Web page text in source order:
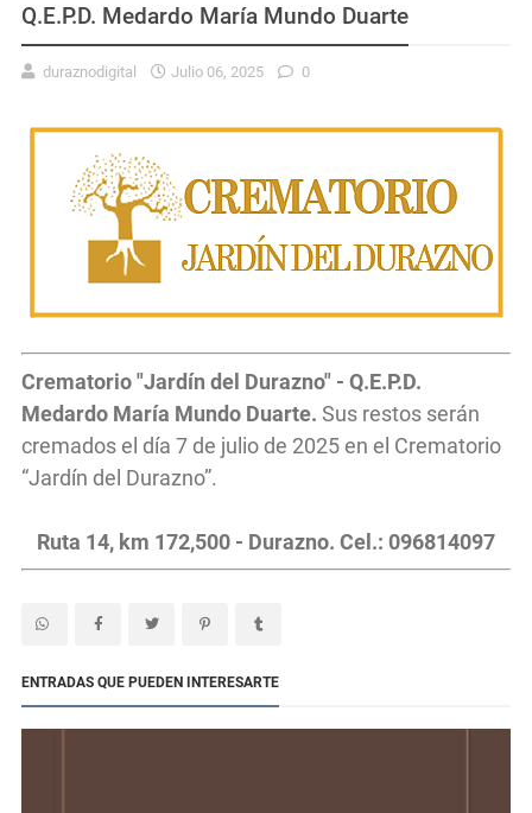
Q.E.P.D. Medardo María Mundo Duarte
duraznodigital Julio 06, 2025 0
Crematorio "Jardín del Durazno" - Q.E.P.D.
Medardo María Mundo Duarte. Sus restos serán
cremados el día 7 de julio de 2025 en el Crematorio
“Jardín del Durazno”.
Ruta 14, km 172,500 - Durazno. Cel.: 096814097
ENTRADAS QUE PUEDEN INTERESARTE